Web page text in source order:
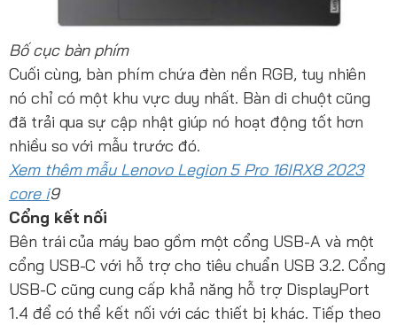
Bố cục bàn phím
Cuối cùng, bàn phím chứa đèn nền RGB, tuy nhiên
nó chỉ có một khu vực duy nhất. Bàn di chuột cũng
đã trải qua sự cập nhật giúp nó hoạt động tốt hơn
nhiều so với mẫu trước đó.
Xem thêm mẫu Lenovo Legion 5 Pro 16IRX8 2023
core i9
Cổng kết nối
Bên trái của máy bao gồm một cổng USB-A và một
cổng USB-C với hỗ trợ cho tiêu chuẩn USB 3.2. Cổng
USB-C cũng cung cấp khả năng hỗ trợ DisplayPort
1.4 để có thể kết nối với các thiết bị khác. Tiếp theo